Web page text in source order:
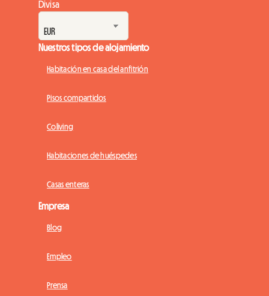
Divisa
Nuestros tipos de alojamiento
Habitación en casa del anfitrión
Pisos compartidos
Coliving
Habitaciones de huéspedes
Casas enteras
Empresa
Blog
Empleo
Prensa